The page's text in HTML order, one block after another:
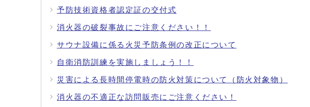
予防技術資格者認定証の交付式
消火器の破裂事故にご注意ください！！
サウナ設備に係る火災予防条例の改正について
自衛消防訓練を実施しましょう！！
災害による長時間停電時の防火対策について（防火対象物）
消火器の不適正な訪問販売にご注意ください！